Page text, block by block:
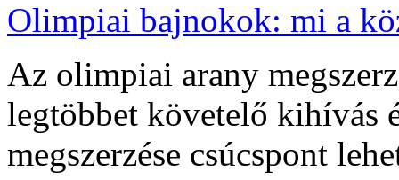
Olimpiai bajnokok: mi a
Az olimpiai arany
legtöbbet követelő kihívás
megszerzése csúcspont